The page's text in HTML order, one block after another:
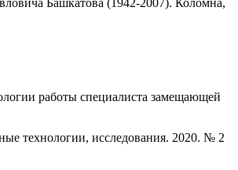
работы специалиста замещающей
технологии, исследования. 2020. № 2